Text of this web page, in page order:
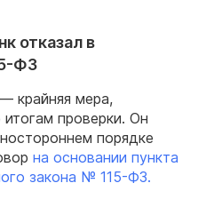
отказал в
ФЗ
крайняя мера,
проверки. Он
порядке
на основании пункта
закона № 115-ФЗ.